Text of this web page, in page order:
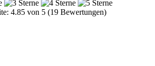
4.85 von 5 (19 Bewertungen)